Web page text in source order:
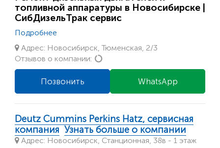
топливной аппаратуры в Новосибирске |
СибДизельТрак сервис
Подробнее
Адрес: Новосибирск, Тюменская, 2/3
Отзывов о компании:
WhatsApp
Позвонить
Deutz Cummins Perkins Hatz, сервисная
компания Узнать больше о компании
Адрес: Новосибирск, Станционная, 38в - 1 этаж